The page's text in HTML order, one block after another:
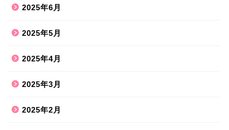
2025年6月
2025年5月
2025年4月
2025年3月
2025年2月